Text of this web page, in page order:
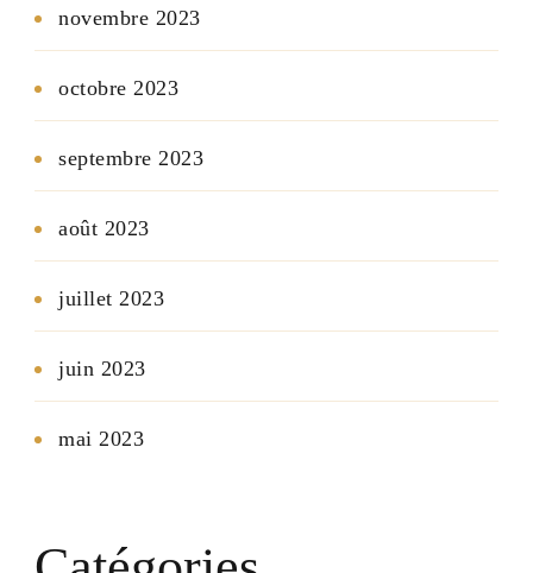
novembre 2023
octobre 2023
septembre 2023
août 2023
juillet 2023
juin 2023
mai 2023